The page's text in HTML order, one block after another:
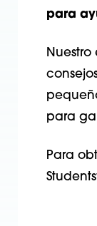
para
para
Para